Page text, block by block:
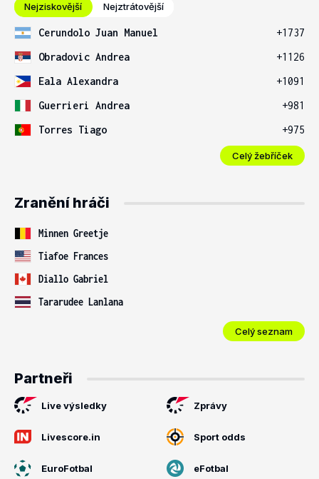
Nejziskovější Nejztrátovější
Cerundolo Juan Manuel
+1737
Obradovic Andrea
+1126
Eala Alexandra
+1091
Guerrieri Andrea
+981
Torres Tiago
+975
Celý žebříček
Zranění hráči
Minnen Greetje
Tiafoe Frances
Diallo Gabriel
Tararudee Lanlana
Celý seznam
Partneři
Live výsledky Zprávy
Livescore.in Sport odds
EuroFotbal eFotbal